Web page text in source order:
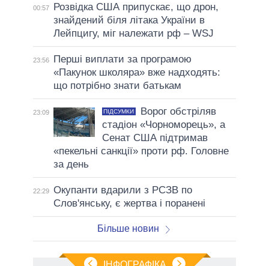
00:57
Розвідка США припускає, що дрон,
знайдений біля літака України в
Лейпцигу, міг належати рф – WSJ
23:56
Перші виплати за програмою
«Пакунок школяра» вже надходять:
що потрібно знати батькам
23:09 ПІДСУМКИ
Ворог обстріляв
стадіон «Чорноморець», а
Сенат США підтримав
«пекельні санкції» проти рф. Головне
за день
22:29 Окупанти вдарили з РСЗВ по
Слов'янську, є жертва і поранені
Більше новин